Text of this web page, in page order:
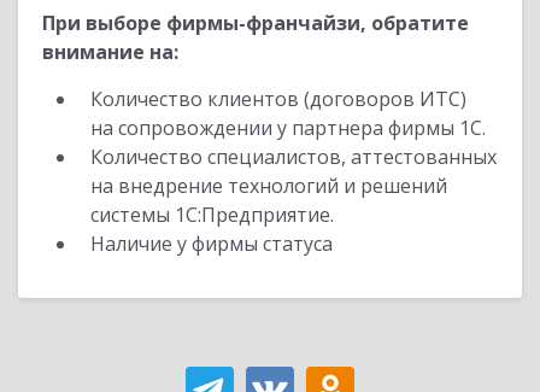
При выборе фирмы-франчайзи, обратите
внимание на:
Количество клиентов (договоров ИТС)
на сопровождении у партнера фирмы 1С.
Количество специалистов, аттестованных
на внедрение технологий и решений
системы 1С:Предприятие.
Наличие у фирмы статуса